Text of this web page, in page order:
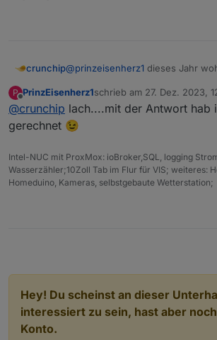
crunchip@prinzeisenherz1 dieses Jahr
P PrinzEisenherz1schrieb am 27. Dez. 2023,
zuletzt editiert von
@crunchip lach....mit der Antwort hab
gerechnet 😉
Intel-NUC mit ProxMox: ioBroker,SQL, logging
Wasserzähler;10Zoll Tab im Flur für VIS; weiteres:
Homeduino, Kameras, selbstgebaute Wetterstation;
Hey! Du scheinst an dieser
interessiert zu sein, hast aber
Konto.